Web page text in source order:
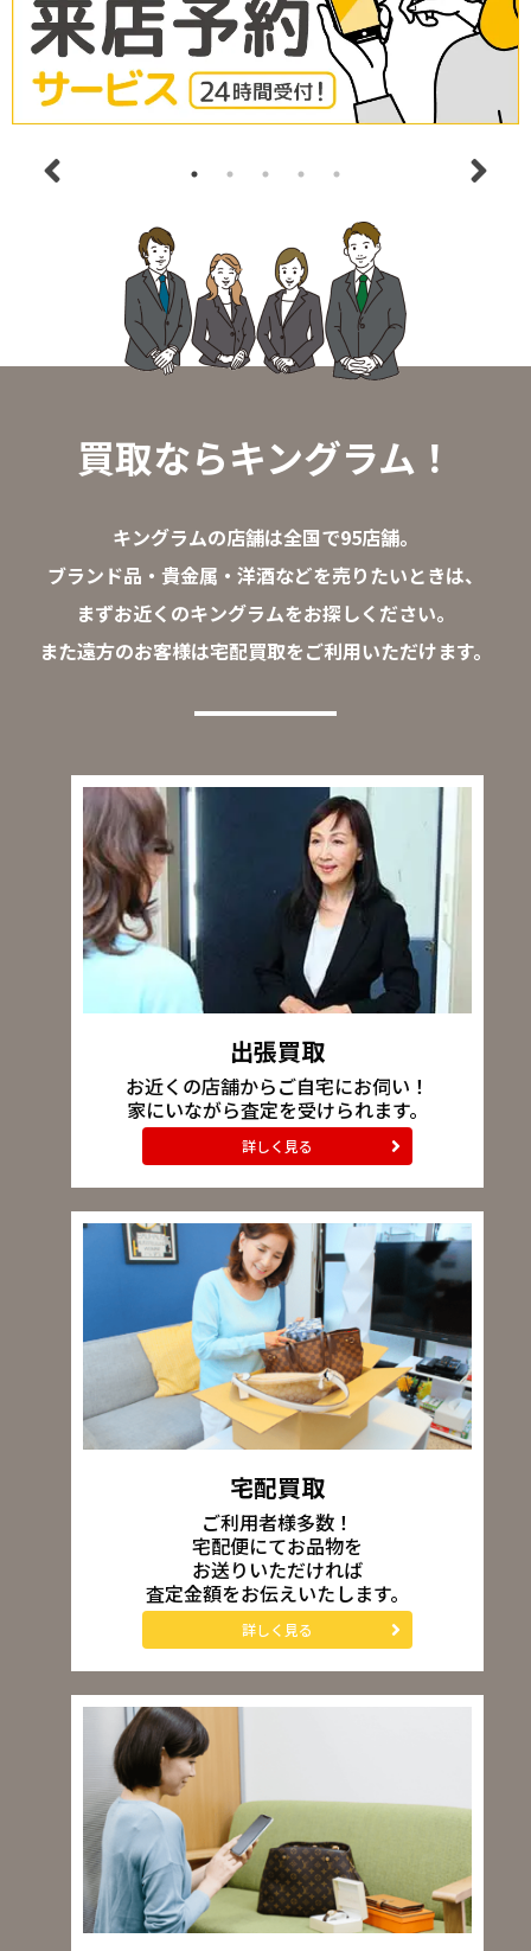
買取ならキングラム！
キングラムの店舗は全国で95店舗。
ブランド品・貴金属・洋酒などを売りたいときは、
まずお近くのキングラムをお探しください。
また遠方のお客様は宅配買取をご利用いただけます。
出張買取
お近くの店舗からご自宅にお伺い！
家にいながら査定を受けられます。
詳しく見る
宅配買取
ご利用者様多数！
宅配便にてお品物を
お送りいただければ
査定金額をお伝えいたします。
詳しく見る